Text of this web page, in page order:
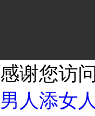
感谢您访
男人添女